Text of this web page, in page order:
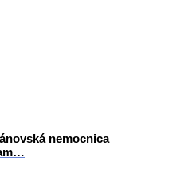
nemocnica